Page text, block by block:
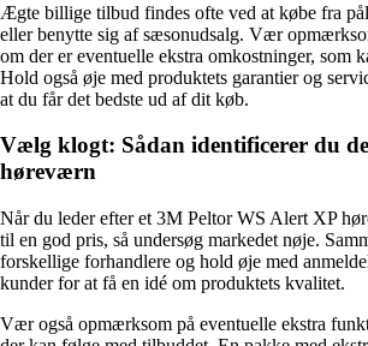
Ægte billige tilbud findes ofte ved at købe fra
eller benytte sig af sæsonudsalg. Vær
om der er eventuelle ekstra omkostninger, som
Hold også øje med produktets garantier og
at du får det bedste ud af dit køb.
Vælg klogt: Sådan identificerer du
høreværn
Når du leder efter et 3M Peltor WS Alert XP
til en god pris, så undersøg markedet nøje.
forskellige forhandlere og hold øje med
kunder for at få en idé om produktets kvalitet.
Vær også opmærksom på eventuelle ekstra